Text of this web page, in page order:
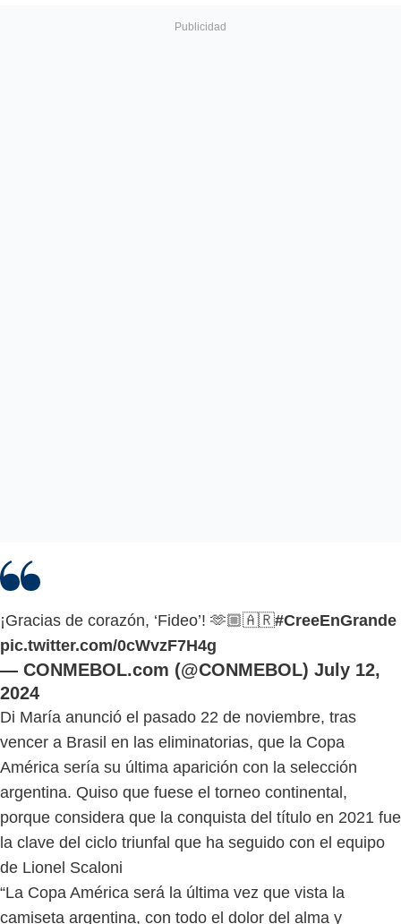
¡Gracias de corazón, ‘Fideo’! 🫶🏼🇦🇷#CreeEnGrande
pic.twitter.com/0cWvzF7H4g
— CONMEBOL.com (@CONMEBOL) July 12,
2024
Di María anunció el pasado 22 de noviembre, tras
vencer a Brasil en las eliminatorias, que la Copa
América sería su última aparición con la selección
argentina. Quiso que fuese el torneo continental,
porque considera que la conquista del título en 2021 fue
la clave del ciclo triunfal que ha seguido con el equipo
de Lionel Scaloni
“La Copa América será la última vez que vista la
camiseta argentina, con todo el dolor del alma y